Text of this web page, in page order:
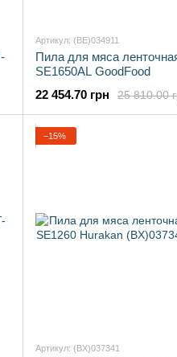
Артикул: (BE)034911
Пила для мяса
SE1650AL GoodFood
25 810.00
22 454.70 грн
−15%
Артикул: (BX)037341